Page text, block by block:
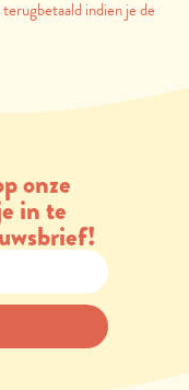
indien je de
onze
in te